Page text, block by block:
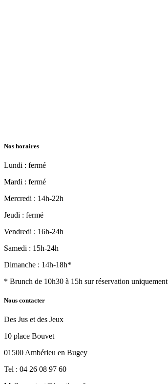
Nos horaires
Lundi : fermé
Mardi : fermé
Mercredi : 14h-22h
Jeudi : fermé
Vendredi : 16h-24h
Samedi : 15h-24h
Dimanche : 14h-18h*
* Brunch de 10h30 à 15h sur réservation uniquement
Nous contacter
Des Jus et des Jeux
10 place Bouvet
01500 Ambérieu en Bugey
Tel : 04 26 08 97 60